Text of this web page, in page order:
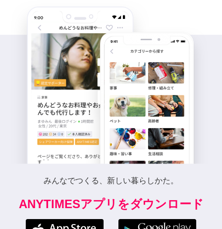
みんなでつくる、新しい暮らしかた。
ANYTIMESアプリをダウンロード